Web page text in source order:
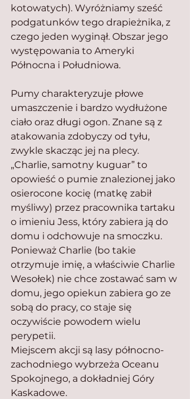
kotowatych). Wyróżniamy sześć
podgatunków tego drapieżnika, z
czego jeden wyginął. Obszar jego
występowania to Ameryki
Północna i Południowa.
Pumy charakteryzuje płowe
umaszczenie i bardzo wydłużone
ciało oraz długi ogon. Znane są z
atakowania zdobyczy od tyłu,
zwykle skacząc jej na plecy.
„Charlie, samotny kuguar” to
opowieść o pumie znalezionej jako
osierocone kocię (matkę zabił
myśliwy) przez pracownika tartaku
o imieniu Jess, który zabiera ją do
domu i odchowuje na smoczku.
Ponieważ Charlie (bo takie
otrzymuje imię, a właściwie Charlie
Wesołek) nie chce zostawać sam w
domu, jego opiekun zabiera go ze
sobą do pracy, co staje się
oczywiście powodem wielu
perypetii.
Miejscem akcji są lasy północno-
zachodniego wybrzeża Oceanu
Spokojnego, a dokładniej Góry
Kaskadowe.